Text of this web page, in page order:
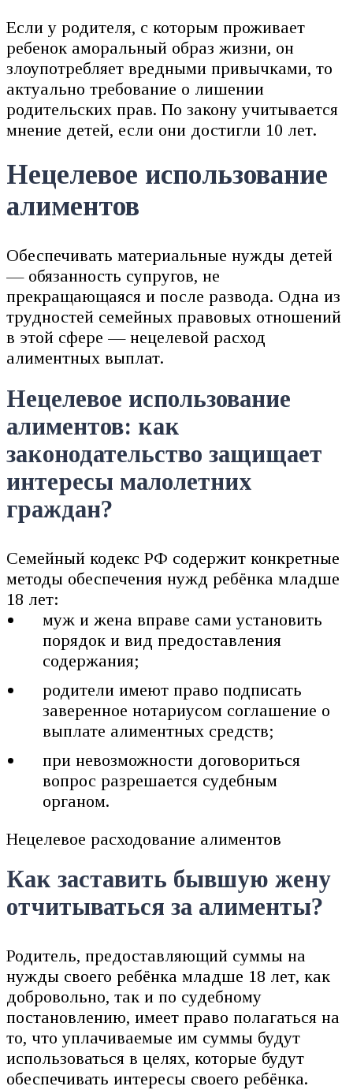
Если у родителя, с которым проживает
ребенок аморальный образ жизни, он
злоупотребляет вредными привычками, то
актуально требование о лишении
родительских прав. По закону учитывается
мнение детей, если они достигли 10 лет.
Нецелевое использование
алиментов
Обеспечивать материальные нужды детей
— обязанность супругов, не
прекращающаяся и после развода. Одна из
трудностей семейных правовых отношений
в этой сфере — нецелевой расход
алиментных выплат.
Нецелевое использование
алиментов: как
законодательство защищает
интересы малолетних
граждан?
Семейный кодекс РФ содержит конкретные
методы обеспечения нужд ребёнка младше
18 лет:
муж и жена вправе сами установить
порядок и вид предоставления
содержания;
родители имеют право подписать
заверенное нотариусом соглашение о
выплате алиментных средств;
при невозможности договориться
вопрос разрешается судебным
органом.
Нецелевое расходование алиментов
Как заставить бывшую жену
отчитываться за алименты?
Родитель, предоставляющий суммы на
нужды своего ребёнка младше 18 лет, как
добровольно, так и по судебному
постановлению, имеет право полагаться на
то, что уплачиваемые им суммы будут
использоваться в целях, которые будут
обеспечивать интересы своего ребёнка.